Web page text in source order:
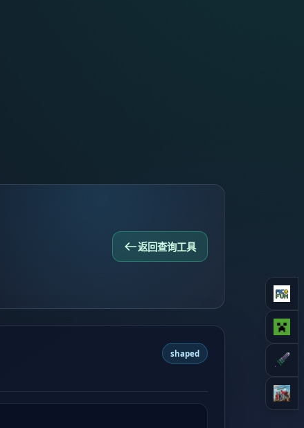
返回查询工具
shaped